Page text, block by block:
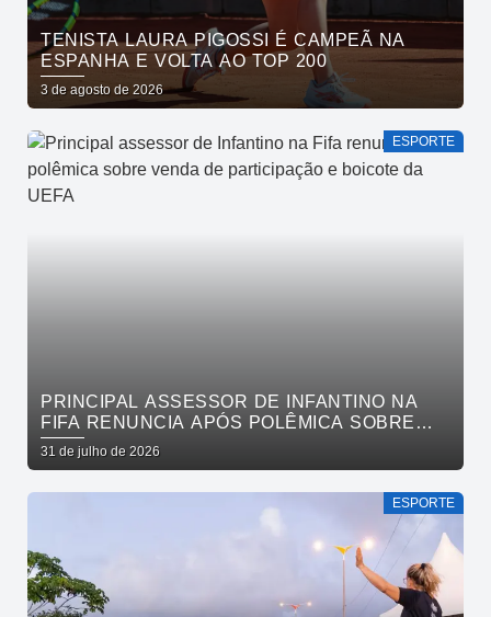
TENISTA LAURA PIGOSSI É CAMPEÃ NA
ESPANHA E VOLTA AO TOP 200
3 de agosto de 2026
ESPORTE
PRINCIPAL ASSESSOR DE INFANTINO NA
FIFA RENUNCIA APÓS POLÊMICA SOBRE
VENDA DE PARTICIPAÇÃO E BOICOTE DA
UEFA
31 de julho de 2026
ESPORTE